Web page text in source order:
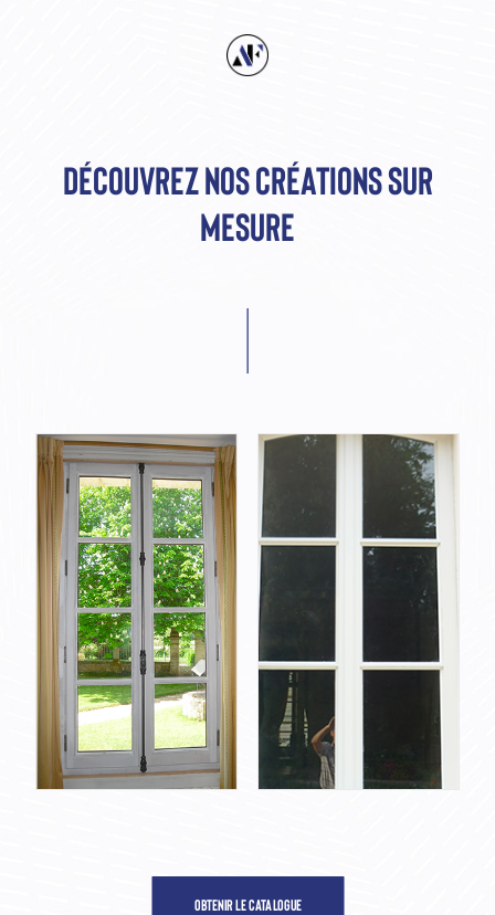
DÉCOUVREZ NOS CRÉATIONS SUR
MESURE
OBTENIR LE CATALOGUE